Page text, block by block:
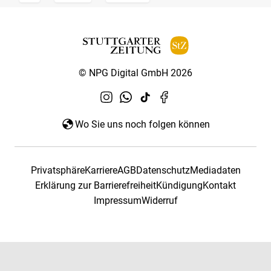
© NPG Digital GmbH 2026
Wo Sie uns noch folgen können
PrivatsphäreKarriereAGBDatenschutzMediadaten
Erklärung zur BarrierefreiheitKündigungKontakt
ImpressumWiderruf